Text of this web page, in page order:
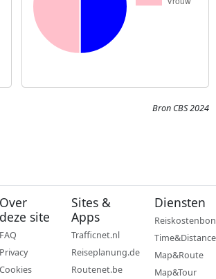
Bron CBS 2024
Over
deze site
FAQ
Privacy
Cookies
Sites &
Apps
Trafficnet.nl
Reiseplanung.de
Routenet.be
Diensten
Reiskostenbon
Time&Distance
Map&Route
Map&Tour